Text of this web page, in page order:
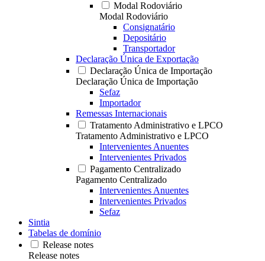
Modal Rodoviário
Modal Rodoviário
Consignatário
Depositário
Transportador
Declaração Única de Exportação
Declaração Única de Importação
Declaração Única de Importação
Sefaz
Importador
Remessas Internacionais
Tratamento Administrativo e LPCO
Tratamento Administrativo e LPCO
Intervenientes Anuentes
Intervenientes Privados
Pagamento Centralizado
Pagamento Centralizado
Intervenientes Anuentes
Intervenientes Privados
Sefaz
Sintia
Tabelas de domínio
Release notes
Release notes